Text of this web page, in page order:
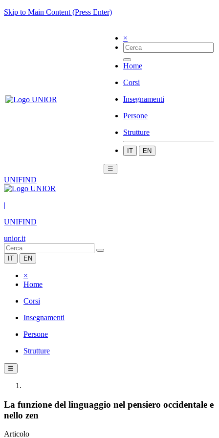
Skip to Main Content (Press Enter)
×
Home
Corsi
Insegnamenti
Persone
Strutture
IT EN
☰
UNIFIND
|
UNIFIND
unior.it
IT EN
×
Home
Corsi
Insegnamenti
Persone
Strutture
☰
La funzione del linguaggio nel pensiero occidentale e
nello zen
Articolo